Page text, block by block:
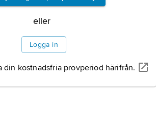
eller
Logga in
din kostnadsfria provperiod härifrån.